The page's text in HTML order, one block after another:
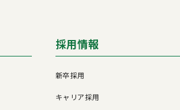
採用情報
新卒採用
キャリア採用